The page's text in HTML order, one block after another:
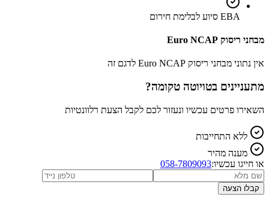
EBA סיוע לבלימת חירום
מבחני ריסוק Euro NCAP
אין נתוני מבחני ריסוק Euro NCAP לדגם זה
מתעניינים בטויוטה טקומה?
השאירו פרטים עכשיו ונעזור לכם לקבל הצעת רלוונטיות
ללא התחייבות
מענה מהיר
או חייגו עכשיו:058-7809093
קבלו הצעה